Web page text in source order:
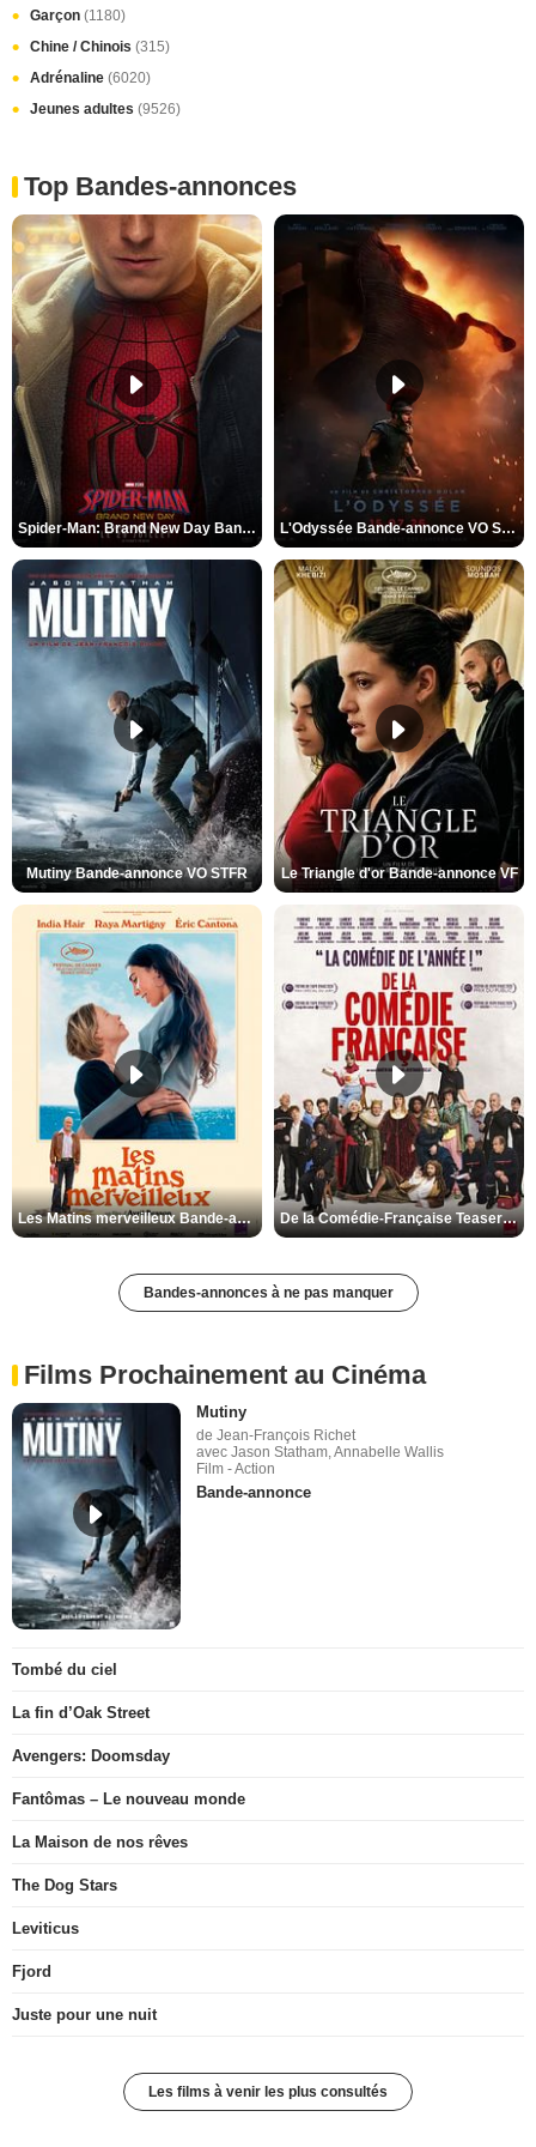
Garçon (1180)
Chine / Chinois (315)
Adrénaline (6020)
Jeunes adultes (9526)
Top Bandes-annonces
Spider-Man: Brand New Day Bande-annonce VO STFR L'Odyssée Bande-annonce VO STFR
Mutiny Bande-annonce VO STFR Le Triangle d'or Bande-annonce VF
Les Matins merveilleux Bande-annonce VF De la Comédie-Française Teaser VF
Bandes-annonces à ne pas manquer
Films Prochainement au Cinéma
Mutiny
de Jean-François Richet
avec Jason Statham, Annabelle Wallis
Film - Action
Bande-annonce
Tombé du ciel
La fin d’Oak Street
Avengers: Doomsday
Fantômas – Le nouveau monde
La Maison de nos rêves
The Dog Stars
Leviticus
Fjord
Juste pour une nuit
Les films à venir les plus consultés